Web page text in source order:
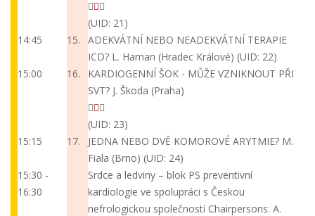
(UID: 21)
14:45
15.
ADEKVÁTNÍ NEBO NEADEKVÁTNÍ TERAPIE
ICD? L. Haman (Hradec Králové) (UID: 22)
15:00
16.
KARDIOGENNÍ ŠOK - MŮŽE VZNIKNOUT PŘI
SVT? J. Škoda (Praha)
(UID: 23)
15:15
17. JEDNA NEBO DVĚ KOMOROVÉ ARYTMIE? M.
Fiala (Brno) (UID: 24)
15:30 -
16:30
Srdce a ledviny – blok PS preventivní
kardiologie ve spolupráci s Českou
nefrologickou společností Chairpersons: A.